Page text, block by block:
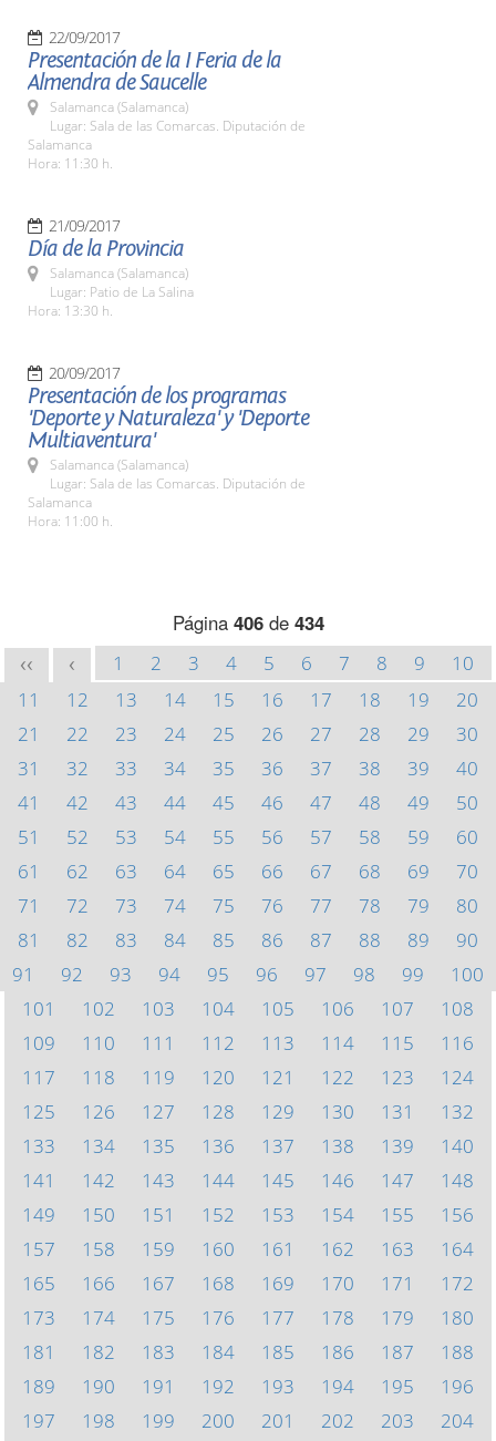
22/09/2017
Presentación de la I Feria de la
Almendra de Saucelle
Salamanca (Salamanca)
Lugar: Sala de las Comarcas. Diputación de
Salamanca
Hora: 11:30 h.
21/09/2017
Día de la Provincia
Salamanca (Salamanca)
Lugar: Patio de La Salina
Hora: 13:30 h.
20/09/2017
Presentación de los programas
'Deporte y Naturaleza' y 'Deporte
Multiaventura'
Salamanca (Salamanca)
Lugar: Sala de las Comarcas. Diputación de
Salamanca
Hora: 11:00 h.
Página 406de 434
<< < 1 2 3 4 5 6 7 8 9
10
11
12 13 14 15 16 17 18 19
20
21
22 23 24 25 26 27 28 29
30
31
32 33 34 35 36 37 38 39
40
41
42 43 44 45 46 47 48 49
50
51
52 53 54 55 56 57 58 59
60
61
62 63 64 65 66 67 68 69
70
71
72 73 74 75 76 77 78 79
80
81
82 83 84 85 86 87 88 89
90
91
92 93 94 95 96 97 98 99
100
101
102 103 104 105 106 107
108
109
110 111 112 113 114 115
116
117
118 119 120 121 122 123
124
125
126 127 128 129 130 131
132
133
134 135 136 137 138 139
140
141
142 143 144 145 146 147
148
149
150 151 152 153 154 155
156
157
158 159 160 161 162 163
164
165
166 167 168 169 170 171
172
173
174 175 176 177 178 179
180
181
182 183 184 185 186 187
188
189
190 191 192 193 194 195
196
197
198 199 200 201 202 203
204